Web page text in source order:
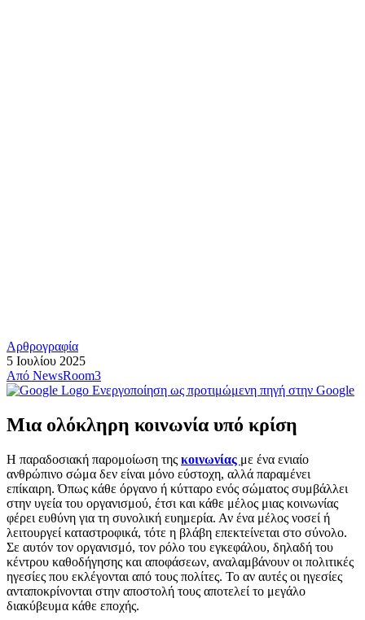
Αρθρογραφία
5 Ιουλίου 2025
Από NewsRoom3
Ενεργοποίηση ως προτιμώμενη πηγή στην Google
Μια ολόκληρη κοινωνία υπό κρίση
Η παραδοσιακή παρομοίωση της κοινωνίας με ένα ενιαίο
ανθρώπινο σώμα δεν είναι μόνο εύστοχη, αλλά παραμένει
επίκαιρη. Όπως κάθε όργανο ή κύτταρο ενός σώματος συμβάλλει
στην υγεία του οργανισμού, έτσι και κάθε μέλος μιας κοινωνίας
φέρει ευθύνη για τη συνολική ευημερία. Αν ένα μέλος νοσεί ή
λειτουργεί καταστροφικά, τότε η βλάβη επεκτείνεται στο σύνολο.
Σε αυτόν τον οργανισμό, τον ρόλο του εγκεφάλου, δηλαδή του
κέντρου καθοδήγησης και αποφάσεων, αναλαμβάνουν οι πολιτικές
ηγεσίες που εκλέγονται από τους πολίτες. Το αν αυτές οι ηγεσίες
ανταποκρίνονται στην αποστολή τους αποτελεί το μεγάλο
διακύβευμα κάθε εποχής.